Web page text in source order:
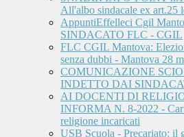
All'albo sindacale ex art.25
AppuntiEffelleci Cgil
SINDACATO FLC - CGIL
FLC CGIL Mantova:
senza dubbi - Mantova 28
COMUNICAZIONE
INDETTO DAI
AI DOCENTI DI
INFORMA N. 8-2022 -
religione incaricati
USB Scuola - Precariato: il